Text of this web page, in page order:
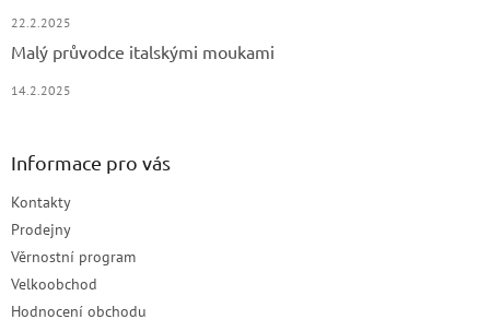
22.2.2025
Malý průvodce italskými moukami
14.2.2025
Informace pro vás
Kontakty
Prodejny
Věrnostní program
Velkoobchod
Hodnocení obchodu